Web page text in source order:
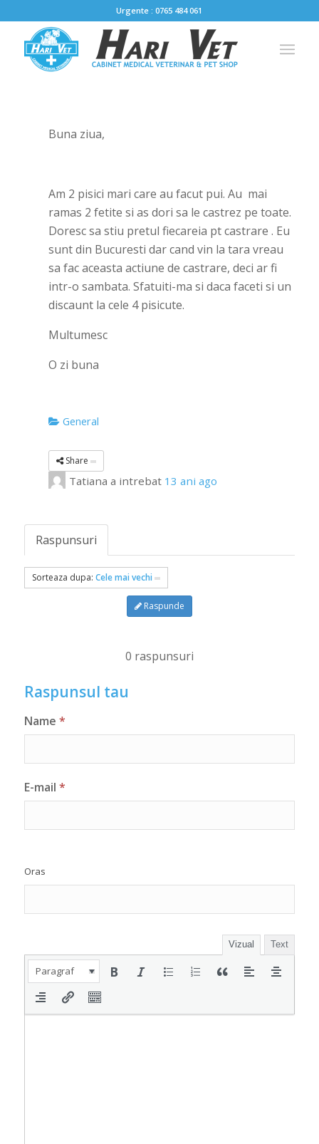
Urgente : 0765 484 061
Buna ziua,
Am 2 pisici mari care au facut pui. Au mai
ramas 2 fetite si as dori sa le castrez pe toate.
Doresc sa stiu pretul fiecareia pt castrare . Eu
sunt din Bucuresti dar cand vin la tara vreau
sa fac aceasta actiune de castrare, deci ar fi
intr-o sambata. Sfatuiti-ma si daca faceti si un
discaunt la cele 4 pisicute.
Multumesc
O zi buna
General
Share
Tatiana a intrebat 13 ani ago
Raspunsuri
Sorteaza dupa: Cele mai vechi
Raspunde
0 raspunsuri
Raspunsul tau
Name *
E-mail *
Oras
Vizual Text
Paragraf